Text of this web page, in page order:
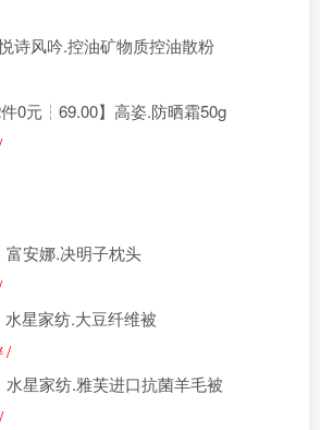
诗风吟.控油矿物质控油散粉
件0元┆69.00】高姿.防晒霜50g
富安娜.决明子枕头
水星家纺.大豆纤维被
/
水星家纺.雅芙进口抗菌羊毛被